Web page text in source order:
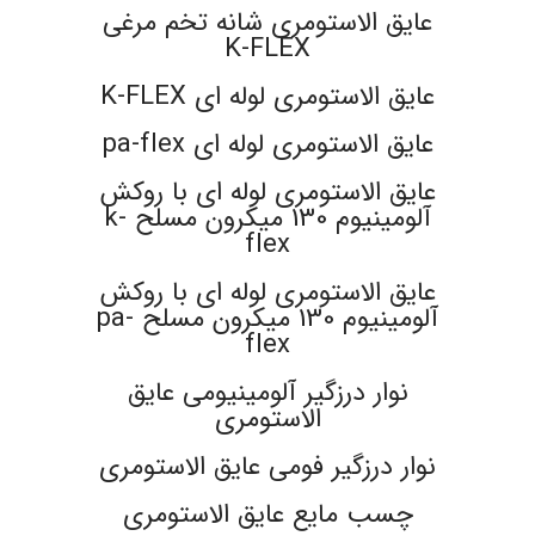
عایق الاستومری شانه تخم مرغی
K-FLEX
عایق الاستومری لوله ای K-FLEX
عایق الاستومری لوله ای pa-flex
عایق الاستومری لوله ای با روکش
آلومینیوم 130 میکرون مسلح k-
flex
عایق الاستومری لوله ای با روکش
آلومینیوم 130 میکرون مسلح pa-
flex
نوار درزگیر آلومینیومی عایق
الاستومری
نوار درزگیر فومی عایق الاستومری
چسب مایع عایق الاستومری